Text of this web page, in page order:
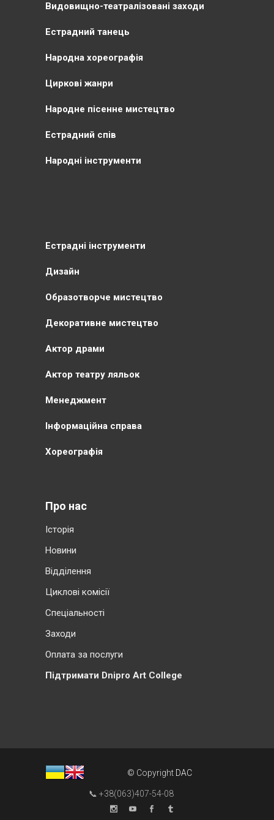
Видовищно-театралізовані заходи
Естрадний танець
Народна хореографія
Циркові жанри
Народне пісенне мистецтво
Естрадний спів
Народні інструменти
Естрадні інструменти
Дизайн
Образотворче мистецтво
Декоративне мистецтво
Актор драми
Актор театру ляльок
Менеджмент
Інформаційна справа
Хореографія
Про нас
Історія
Новини
Відділення
Циклові комісії
Cпеціальності
Заходи
Оплата за послуги
Підтримати Dnipro Art College
© Copyright DAC
📞 +38(063)407-54-08